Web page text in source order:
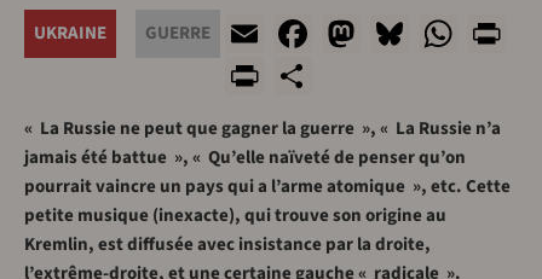
UKRAINE
GUERRE EmailFacebook
Mastodon
Bluesky
PrintFriendly
« La Russie ne peut que gagner la guerre », « La Russie n’a
jamais été battue », « Qu’elle naïveté de penser qu’on
pourrait vaincre un pays qui a l’arme atomique », etc. Cette
petite musique (inexacte), qui trouve son origine au
Kremlin, est diffusée avec insistance par la droite,
l’extrême-droite, et une certaine gauche « radicale ».